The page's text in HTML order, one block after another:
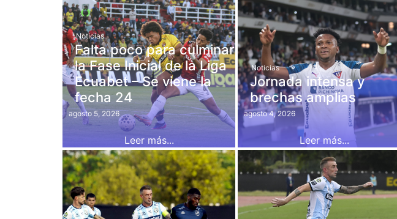
Noticias
Falta poco para culminar
la Fase Inicial de la Liga
Ecuabet – Se viene la
fecha 24
agosto 5, 2026
Leer más...
Noticias
Jornada intensa y
brechas amplias
agosto 4, 2026
Leer más...